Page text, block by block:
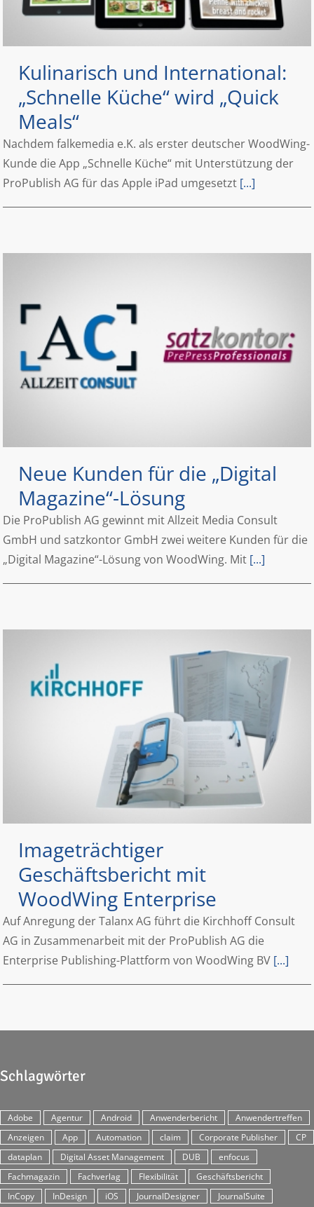
Kulinarisch und International:
„Schnelle Küche“ wird „Quick
Meals“
Nachdem falkemedia e.K. als erster deutscher WoodWing-
Kunde die App „Schnelle Küche“ mit Unterstützung der
ProPublish AG für das Apple iPad umgesetzt [...]
Neue Kunden für die „Digital
Magazine“-Lösung
Die ProPublish AG gewinnt mit Allzeit Media Consult
GmbH und satzkontor GmbH zwei weitere Kunden für die
„Digital Magazine“-Lösung von WoodWing. Mit [...]
Imageträchtiger
Geschäftsbericht mit
WoodWing Enterprise
Auf Anregung der Talanx AG führt die Kirchhoff Consult
AG in Zusammenarbeit mit der ProPublish AG die
Enterprise Publishing-Plattform von WoodWing BV [...]
Schlagwörter
Adobe Agentur Android Anwenderbericht
Anwendertreffen
Anzeigen
App Automation claim Corporate Publisher
CP
dataplan
Digital Asset Management DUB
enfocus
Fachmagazin
Fachverlag Flexibilität
Geschäftsbericht
InCopy
InDesign iOS JournalDesigner JournalSuite